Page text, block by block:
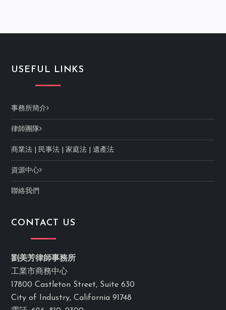
USEFUL LINKS
事務所簡介
律師團隊
商業法 民事法 |家庭法 |遺產法
資源中心
聯絡我們
CONTACT US
劉美芳律師事務所
工業市商務中心
17800 Castleton Street, Suite 630
City of Industry, California 91748